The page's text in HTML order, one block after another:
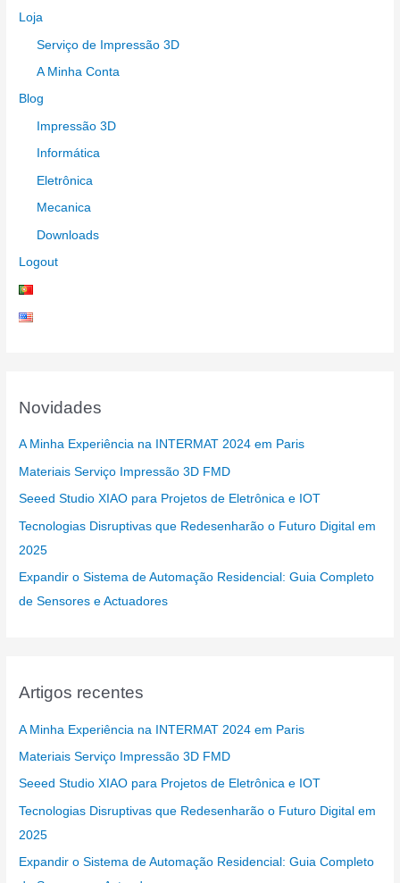
Loja
Serviço de Impressão 3D
A Minha Conta
Blog
Impressão 3D
Informática
Eletrônica
Mecanica
Downloads
Logout
Novidades
A Minha Experiência na INTERMAT 2024 em Paris
Materiais Serviço Impressão 3D FMD
Seeed Studio XIAO para Projetos de Eletrônica e IOT
Tecnologias Disruptivas que Redesenharão o Futuro Digital em
2025
Expandir o Sistema de Automação Residencial: Guia Completo
de Sensores e Actuadores
Artigos recentes
A Minha Experiência na INTERMAT 2024 em Paris
Materiais Serviço Impressão 3D FMD
Seeed Studio XIAO para Projetos de Eletrônica e IOT
Tecnologias Disruptivas que Redesenharão o Futuro Digital em
2025
Expandir o Sistema de Automação Residencial: Guia Completo